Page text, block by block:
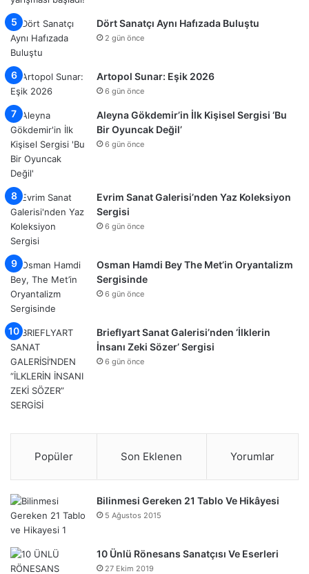
Dört Sanatçı Aynı Hafızada Buluştu
2 gün önce
Artopol Sunar: Eşik 2026
6 gün önce
Aleyna Gökdemir’in İlk Kişisel Sergisi ‘Bu
Bir Oyuncak Değil’
6 gün önce
Evrim Sanat Galerisi’nden Yaz Koleksiyon
Sergisi
6 gün önce
Osman Hamdi Bey The Met’in Oryantalizm
Sergisinde
6 gün önce
Brieflyart Sanat Galerisi’nden ‘İlklerin
İnsanı Zeki Sözer’ Sergisi
6 gün önce
Popüler Son Eklenen Yorumlar
Bilinmesi Gereken 21 Tablo Ve Hikâyesi
5 Ağustos 2015
10 Ünlü Rönesans Sanatçısı Ve Eserleri
27 Ekim 2019